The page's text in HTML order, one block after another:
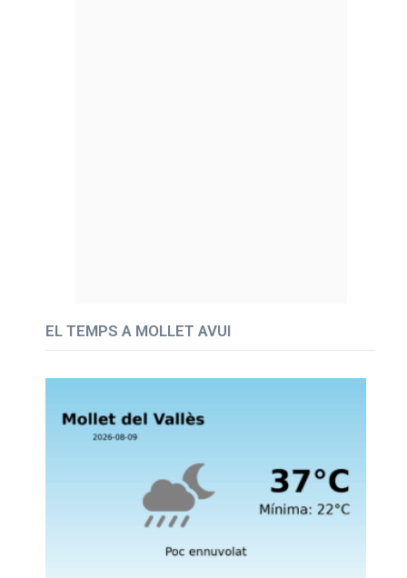
EL TEMPS A MOLLET AVUI